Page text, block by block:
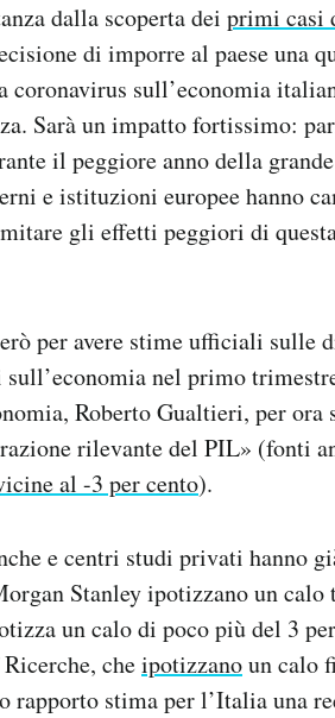
dalla scoperta dei primi casi
di imporre al paese una
coronavirus sull’economia
Sarà un impatto fortissimo:
il peggiore anno della
e istituzioni europee hanno
gli effetti peggiori di
per avere stime ufficiali sulle
nel primo
Roberto Gualtieri, per
rilevante del PIL» (fonti
al -3 per cento).
e centri studi privati hanno
Stanley ipotizzano un
un calo di poco più del 3
cheipotizzanoun calo
rapporto stima per l’Italia una